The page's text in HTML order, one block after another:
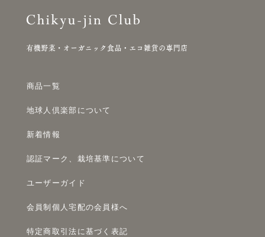
商品一覧
地球人倶楽部について
新着情報
認証マーク、栽培基準について
ユーザーガイド
会員制個人宅配の会員様へ
特定商取引法に基づく表記